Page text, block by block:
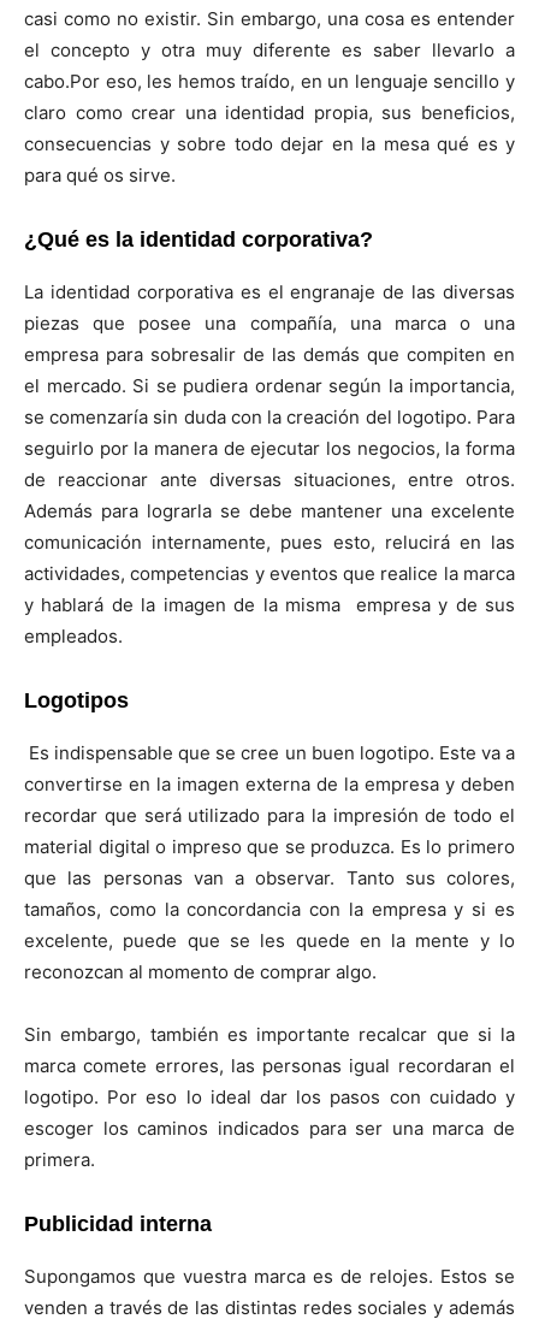
casi como no existir. Sin embargo, una cosa es entender
el concepto y otra muy diferente es saber llevarlo a
cabo.Por eso, les hemos traído, en un lenguaje sencillo y
claro como crear una identidad propia, sus beneficios,
consecuencias y sobre todo dejar en la mesa qué es y
para qué os sirve.
¿Qué es la identidad corporativa?
La identidad corporativa es el engranaje de las diversas
piezas que posee una compañía, una marca o una
empresa para sobresalir de las demás que compiten en
el mercado. Si se pudiera ordenar según la importancia,
se comenzaría sin duda con la creación del logotipo. Para
seguirlo por la manera de ejecutar los negocios, la forma
de reaccionar ante diversas situaciones, entre otros.
Además para lograrla se debe mantener una excelente
comunicación internamente, pues esto, relucirá en las
actividades, competencias y eventos que realice la marca
y hablará de la imagen de la misma empresa y de sus
empleados.
Logotipos
Es indispensable que se cree un buen logotipo. Este va a
convertirse en la imagen externa de la empresa y deben
recordar que será utilizado para la impresión de todo el
material digital o impreso que se produzca. Es lo primero
que las personas van a observar. Tanto sus colores,
tamaños, como la concordancia con la empresa y si es
excelente, puede que se les quede en la mente y lo
reconozcan al momento de comprar algo.
Sin embargo, también es importante recalcar que si la
marca comete errores, las personas igual recordaran el
logotipo. Por eso lo ideal dar los pasos con cuidado y
escoger los caminos indicados para ser una marca de
primera.
Publicidad interna
Supongamos que vuestra marca es de relojes. Estos se
venden a través de las distintas redes sociales y además